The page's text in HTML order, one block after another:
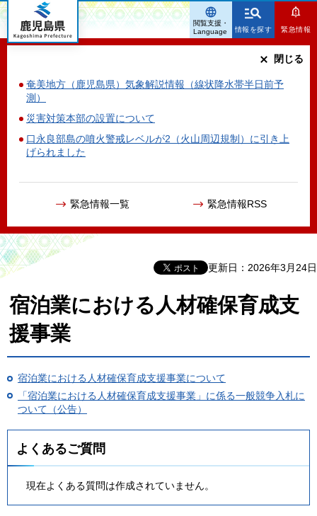
鹿児島県
情報を探す 緊急情報
奄美地方（鹿児島県）気象解説情報（線状降水帯半日前予
測）
災害対策本部の設置について
口永良部島の噴火警戒レベルが2（火山周辺規制）に引き上
げられました
緊急情報一覧 緊急情報RSS
閉じる
閲覧支援・
Language
更新日：2026年3月24日
宿泊業における人材確保育成支
援事業
宿泊業における人材確保育成支援事業について
「宿泊業における人材確保育成支援事業」に係る一般競争入札に
ついて（公告）
よくあるご質問
現在よくある質問は作成されていません。